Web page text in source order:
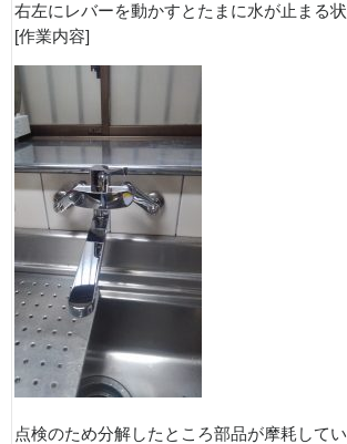
右左にレバーを動かすとたまに水が止まる状
[作業内容]
点検のため分解したところ部品が摩耗してい